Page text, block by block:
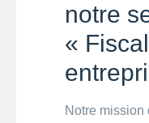
notre
«
Notre mission